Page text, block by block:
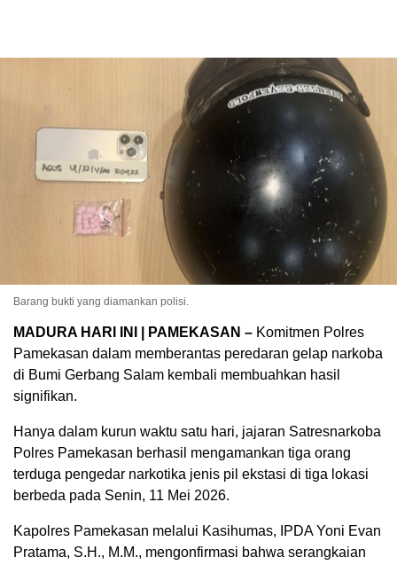
Barang bukti yang diamankan polisi.
MADURA HARI INI | ​PAMEKASAN – Komitmen Polres
Pamekasan dalam memberantas peredaran gelap narkoba
di Bumi Gerbang Salam kembali membuahkan hasil
signifikan.
Hanya dalam kurun waktu satu hari, jajaran Satresnarkoba
Polres Pamekasan berhasil mengamankan tiga orang
terduga pengedar narkotika jenis pil ekstasi di tiga lokasi
berbeda pada Senin, 11 Mei 2026.
​Kapolres Pamekasan melalui Kasihumas, IPDA Yoni Evan
Pratama, S.H., M.M., mengonfirmasi bahwa serangkaian